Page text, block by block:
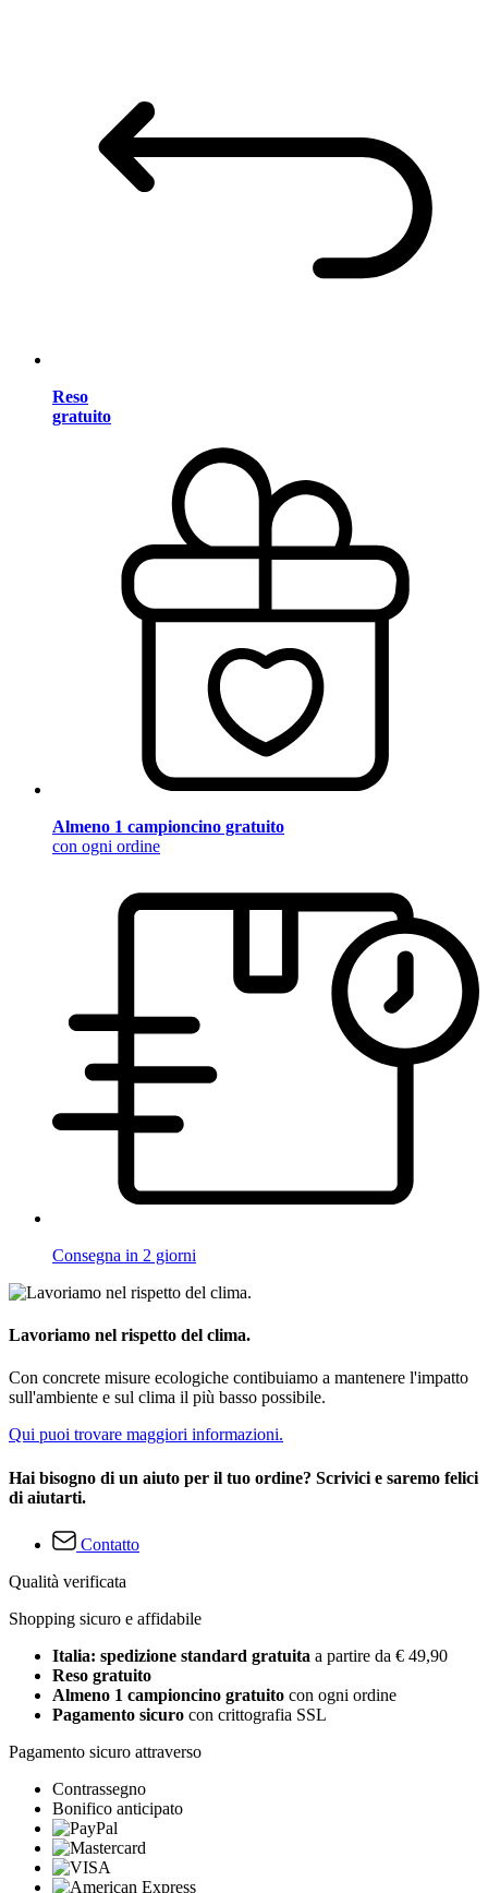
Reso
gratuito
Almeno 1 campioncino gratuito
con ogni ordine
Consegna in 2 giorni
Lavoriamo nel rispetto del clima.
Con concrete misure ecologiche contibuiamo a mantenere l'impatto
sull'ambiente e sul clima il più basso possibile.
Qui puoi trovare maggiori informazioni.
Hai bisogno di un aiuto per il tuo ordine? Scrivici e saremo felici
di aiutarti.
Contatto
Qualità verificata
Shopping sicuro e affidabile
Italia: spedizione standard gratuita a partire da € 49,90
Reso gratuito
Almeno 1 campioncino gratuito con ogni ordine
Pagamento sicuro con crittografia SSL
Pagamento sicuro attraverso
Contrassegno
Bonifico anticipato